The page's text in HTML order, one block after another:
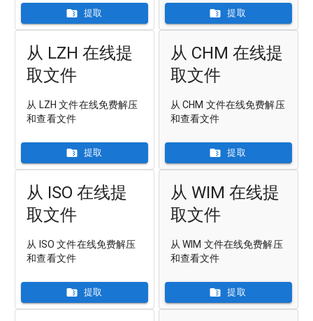
提取 提取
从 LZH 在线提
取文件
从 LZH 文件在线免费解压
和查看文件
提取
从 CHM 在线提
取文件
从 CHM 文件在线免费解压
和查看文件
提取
从 ISO 在线提
取文件
从 ISO 文件在线免费解压
和查看文件
提取
从 WIM 在线提
取文件
从 WIM 文件在线免费解压
和查看文件
提取